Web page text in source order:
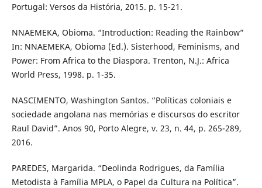
Portugal: Versos da História, 2015. p. 15-21.
NNAEMEKA, Obioma. “Introduction: Reading the Rainbow”
In: NNAEMEKA, Obioma (Ed.). Sisterhood, Feminisms, and
Power: From Africa to the Diaspora. Trenton, N.J.: Africa
World Press, 1998. p. 1-35.
NASCIMENTO, Washington Santos. “Políticas coloniais e
sociedade angolana nas memórias e discursos do escritor
Raul David”. Anos 90, Porto Alegre, v. 23, n. 44, p. 265-289,
2016.
PAREDES, Margarida. “Deolinda Rodrigues, da Família
Metodista à Família MPLA, o Papel da Cultura na Política”.